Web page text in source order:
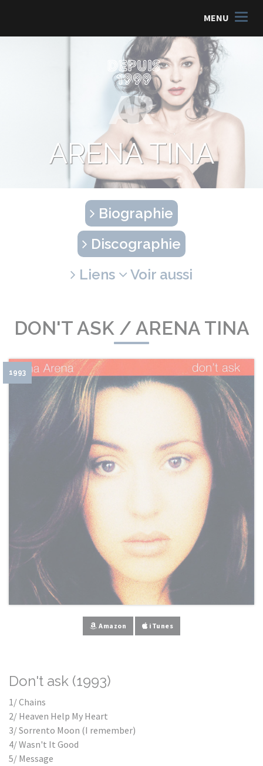
MENU
ARENA TINA
Biographie
Discographie
Liens
Voir aussi
DON'T ASK / ARENA TINA
1993
Amazon iTunes
Don't ask (1993)
1/ Chains
2/ Heaven Help My Heart
3/ Sorrento Moon (I remember)
4/ Wasn't It Good
5/ Message